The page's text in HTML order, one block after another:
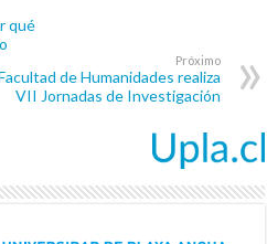
qué
Próximo
de Humanidades realiza
VII Jornadas de Investigación